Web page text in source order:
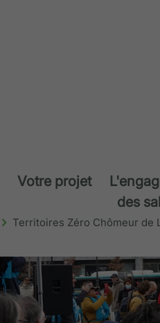
Votre projet
des
Territoires Zéro Chômeur de